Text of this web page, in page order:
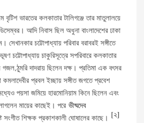
বৃটিশ ভারতের কলকাতার টালিগঞ্জে তার মাতুলালয়ে
আদি নিবাস ছিল অধুনা বাংলাদেশের ঢাকা
সেখানকার চট্টোপাধ্যায় পরিবার বরাবরই সঙ্গীতে
চট্টোপাধ্যায় চাকুরিসূত্রে সপরিবারে কলকাতার
গজল,ঠুমরি দাদরায় ছিলেন দক্ষ। প্রতিমা এক বৎসর
কমলাদেবীর প্রবল ইচ্ছায় সঙ্গীত জগতে প্রবেশ
পয়সা জমিয়ে হারমোনিয়াম কিনে ছিলেন এবং
মায়ের কাছেই। পরে ভীষ্মদেব
সংগীত শিক্ষক প্রকাশকালী ঘোষালের কাছে। [২]